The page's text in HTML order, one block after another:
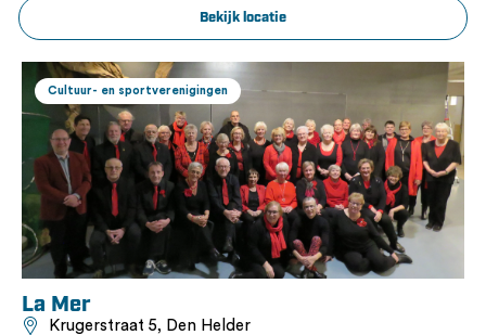
Bekijk locatie
Cultuur- en sportverenigingen
La Mer
Krugerstraat 5, Den Helder